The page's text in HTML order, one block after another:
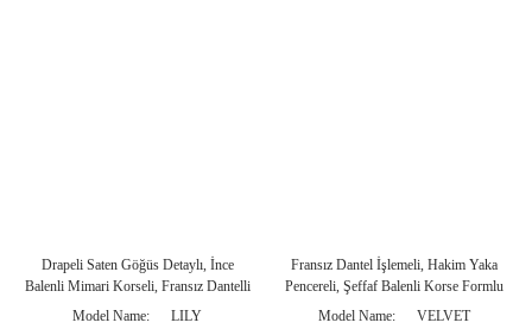
Drapeli Saten Göğüs Detaylı, İnce
Balenli Mimari Korseli, Fransız Dantelli
Balık Form ve Portatif Mikado
Model Name LILY
Fransız Dantel İşlemeli, Hakim Yaka
Pencereli, Şeffaf Balenli Korse Formlu
ve Grek Tül Etekli Helen Gelinlik
Model Name VELVET